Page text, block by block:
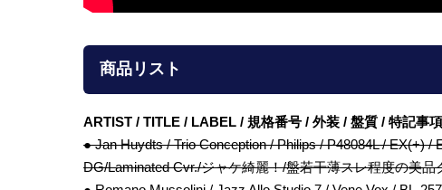
商品リスト
ARTIST / TITLE / LABEL / 規格番号 / 外装 / 盤質 / 特記事
● Jan Huydts / Trio Conception / Philips / P48084L / EX(+)
DG/Laminated Cvr./ジャケ綺麗！/盤若干薄スレ程度の美